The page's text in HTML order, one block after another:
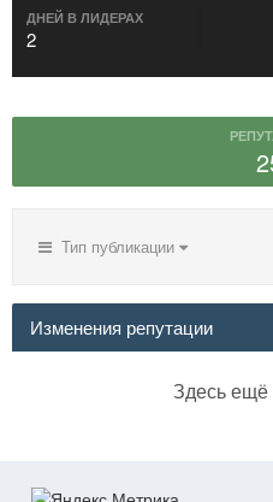
ДНЕЙ В ЛИДЕРАХ
2
Тип публикации
Изменения репутации
Здесь ещё